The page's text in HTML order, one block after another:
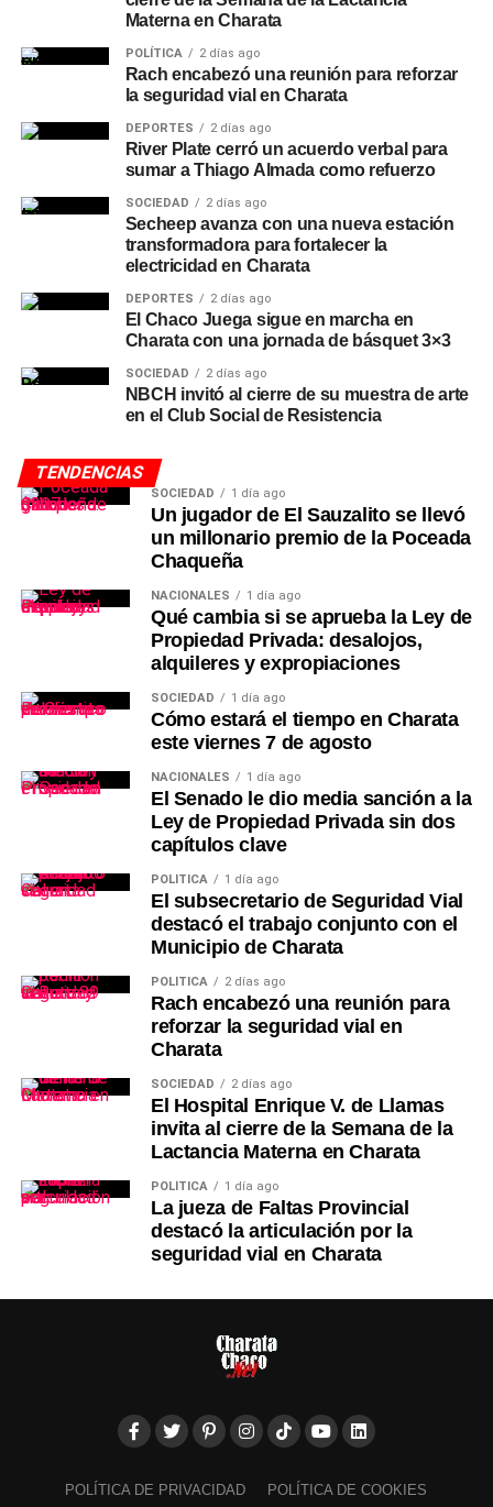
Materna en Charata
POLÍTICA 2 días ago
Rach encabezó una reunión para reforzar
la seguridad vial en Charata
DEPORTES 2 días ago
River Plate cerró un acuerdo verbal para
sumar a Thiago Almada como refuerzo
SOCIEDAD 2 días ago
Secheep avanza con una nueva estación
transformadora para fortalecer la
electricidad en Charata
DEPORTES 2 días ago
El Chaco Juega sigue en marcha en
Charata con una jornada de básquet 3×3
SOCIEDAD 2 días ago
NBCH invitó al cierre de su muestra de arte
en el Club Social de Resistencia
TENDENCIAS
SOCIEDAD 1 día ago
Un jugador de El Sauzalito se llevó
un millonario premio de la Poceada
Chaqueña
NACIONALES 1 día ago
Qué cambia si se aprueba la Ley de
Propiedad Privada: desalojos,
alquileres y expropiaciones
SOCIEDAD 1 día ago
Cómo estará el tiempo en Charata
este viernes 7 de agosto
NACIONALES 1 día ago
El Senado le dio media sanción a la
Ley de Propiedad Privada sin dos
capítulos clave
POLÍTICA 1 día ago
El subsecretario de Seguridad Vial
destacó el trabajo conjunto con el
Municipio de Charata
POLÍTICA 2 días ago
Rach encabezó una reunión para
reforzar la seguridad vial en
Charata
SOCIEDAD 2 días ago
El Hospital Enrique V. de Llamas
invita al cierre de la Semana de la
Lactancia Materna en Charata
POLÍTICA 1 día ago
La jueza de Faltas Provincial
destacó la articulación por la
seguridad vial en Charata
POLÍTICA DE PRIVACIDAD POLÍTICA DE COOKIES